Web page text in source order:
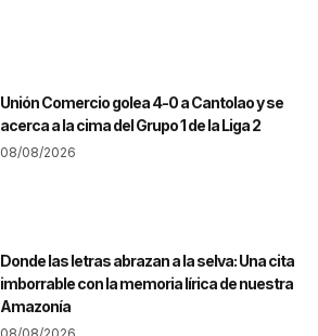
Unión Comercio golea 4-0 a Cantolao y se
acerca a la cima del Grupo 1 de la Liga 2
08/08/2026
Donde las letras abrazan a la selva: Una cita
imborrable con la memoria lírica de nuestra
Amazonía